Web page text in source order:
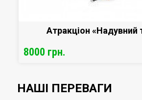
грають.
активні та спортивні люди.
Технічні переваги дошки з
Атракціон «Надувний
8000 грн.
НАШІ ПЕРЕВАГИ